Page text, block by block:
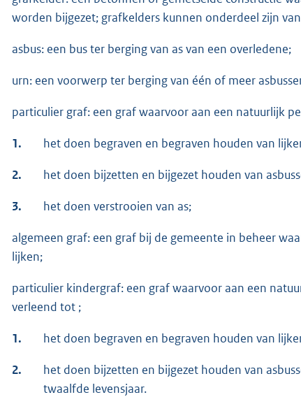
worden bijgezet; grafkelders kunnen onderdeel zijn
asbus: een bus ter berging van as van een overledene;
urn: een voorwerp ter berging van één of meer
particulier graf: een graf waarvoor aan een natuurlijk
1. het doen begraven en begraven houden van
2. het doen bijzetten en bijgezet houden van
3. het doen verstrooien van as;
algemeen graf: een graf bij de gemeente in beheer
lijken;
particulier kindergraf: een graf waarvoor aan een
verleend tot ;
1. het doen begraven en begraven houden van
2.
het doen bijzetten en bijgezet houden van
twaalfde levensjaar.